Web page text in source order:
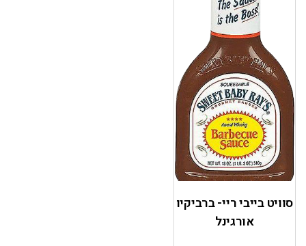
סוויט בייבי ריי- ברביקיו
אורגינל